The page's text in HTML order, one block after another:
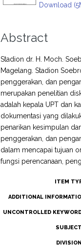
Download
Abstract
Stadion dr. H. Moch.
Magelang. Stadion
penggerakan, dan
merupakan penelitian
adalah kepala UPT dan
dokumentasi yang
penarikan kesimpulan
penggerakan, dan
dalam mencapai tujuan
fungsi perencanaan,
ITEM
ADDITIONAL
UNCONTROLLED